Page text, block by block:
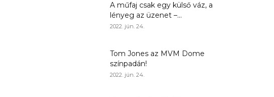
A műfaj csak egy külső váz, a
lényeg az üzenet –...
2022. jún. 24.
Tom Jones az MVM Dome
színpadán!
2022. jún. 24.